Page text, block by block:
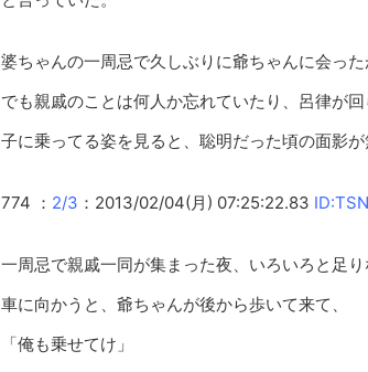
婆ちゃんの一周忌で久しぶりに爺ちゃんに会っ
でも親戚のことは何人か忘れていたり、呂律が
子に乗ってる姿を見ると、聡明だった頃の面影が
774 ： 2/3 ：2013/02/04(月) 07:25:22.83
一周忌で親戚一同が集まった夜、いろいろと足り
車に向かうと、爺ちゃんが後から歩いて来て、
「俺も乗せてけ」